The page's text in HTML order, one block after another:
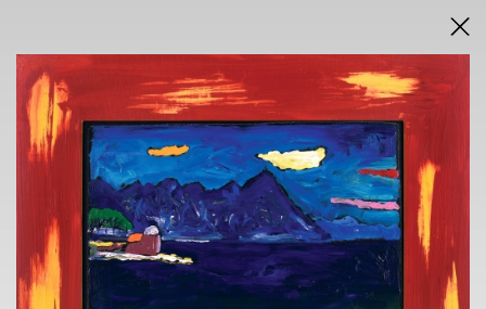
DRAŽEBNÍ VYHLÁŠKA
VÝSLEDKY AUKCE V PDF
AUKCE
ONLINE + SÁLOVÁ AUKCE
KAVÁRNA POŠTA
nám. Dr. E. Beneše 584/24, Liberec 1
sobota 22.11.2025
od 14.45 h